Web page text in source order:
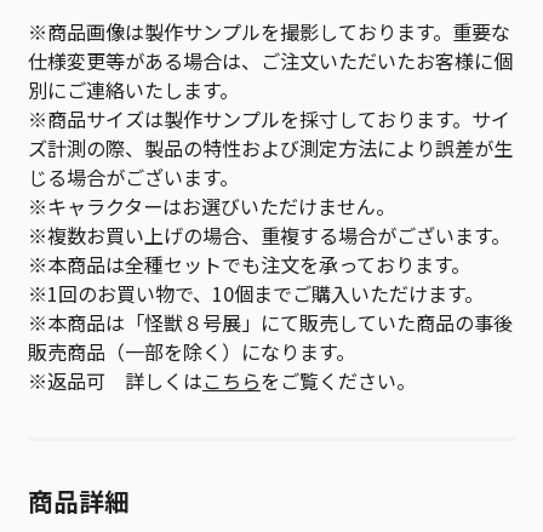
※商品画像は製作サンプルを撮影しております。重要な
仕様変更等がある場合は、ご注文いただいたお客様に個
別にご連絡いたします。
※商品サイズは製作サンプルを採寸しております。サイ
ズ計測の際、製品の特性および測定方法により誤差が生
じる場合がございます。
※キャラクターはお選びいただけません。
※複数お買い上げの場合、重複する場合がございます。
※本商品は全種セットでも注文を承っております。
※1回のお買い物で、10個までご購入いただけます。
※本商品は「怪獣８号展」にて販売していた商品の事後
販売商品（一部を除く）になります。
※返品可 詳しくはこちらをご覧ください。
商品詳細